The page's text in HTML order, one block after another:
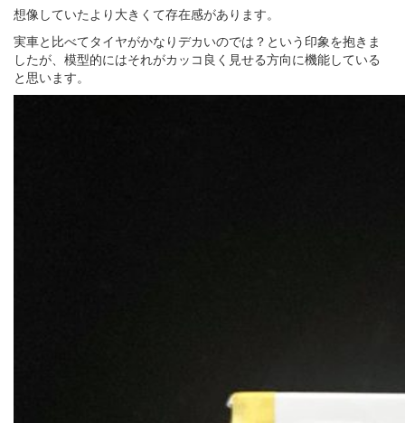
想像していたより大きくて存在感があります。
実車と比べてタイヤがかなりデカいのでは？という印象を抱きま
したが、模型的にはそれがカッコ良く見せる方向に機能している
と思います。